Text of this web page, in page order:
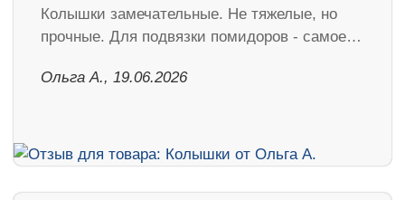
Колышки замечательные. Не тяжелые, но
прочные. Для подвязки помидоров - самое…
Ольга А., 19.06.2026